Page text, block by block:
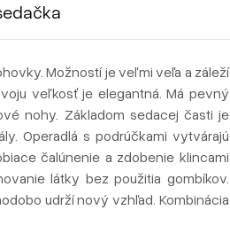
Možností je veľmi veľa a záleží
veľkosť je elegantná. Má pevný
nohy. Základom sedacej časti je
Operadlá s podrúčkami vytvárajú
čalúnenie a zdobenie klincami
látky bez použitia gombíkov.
udrží nový vzhľad. Kombinácia